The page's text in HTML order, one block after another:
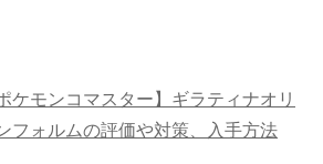
ポケモンコマスター】ギラティナオリ
フォルムの評価や対策、入手方法